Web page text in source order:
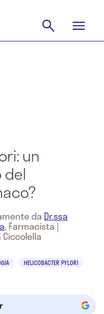
un
da Dr.ssa
, Farmacista |
HELICOBACTER PYLORI